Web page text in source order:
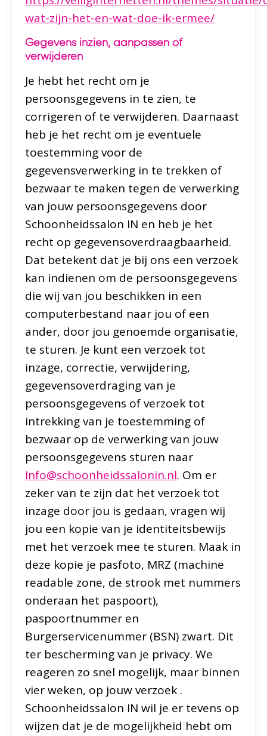
wat-zijn-het-en-wat-doe-ik-ermee/
Gegevens inzien, aanpassen of
verwijderen
Je hebt het recht om je
persoonsgegevens in te zien, te
corrigeren of te verwijderen. Daarnaast
heb je het recht om je eventuele
toestemming voor de
gegevensverwerking in te trekken of
bezwaar te maken tegen de verwerking
van jouw persoonsgegevens door
Schoonheidssalon IN en heb je het
recht op gegevensoverdraagbaarheid.
Dat betekent dat je bij ons een verzoek
kan indienen om de persoonsgegevens
die wij van jou beschikken in een
computerbestand naar jou of een
ander, door jou genoemde organisatie,
te sturen. Je kunt een verzoek tot
inzage, correctie, verwijdering,
gegevensoverdraging van je
persoonsgegevens of verzoek tot
intrekking van je toestemming of
bezwaar op de verwerking van jouw
persoonsgegevens sturen naar
Info@schoonheidssalonin.nl. Om er
zeker van te zijn dat het verzoek tot
inzage door jou is gedaan, vragen wij
jou een kopie van je identiteitsbewijs
met het verzoek mee te sturen. Maak in
deze kopie je pasfoto, MRZ (machine
readable zone, de strook met nummers
onderaan het paspoort),
paspoortnummer en
Burgerservicenummer (BSN) zwart. Dit
ter bescherming van je privacy. We
reageren zo snel mogelijk, maar binnen
vier weken, op jouw verzoek .
Schoonheidssalon IN wil je er tevens op
wijzen dat je de mogelijkheid hebt om